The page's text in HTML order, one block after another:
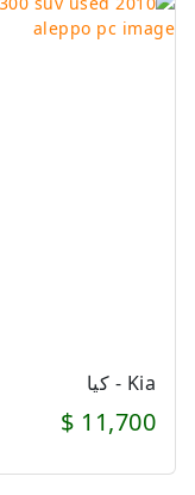
Kia - كيا
11,700 $